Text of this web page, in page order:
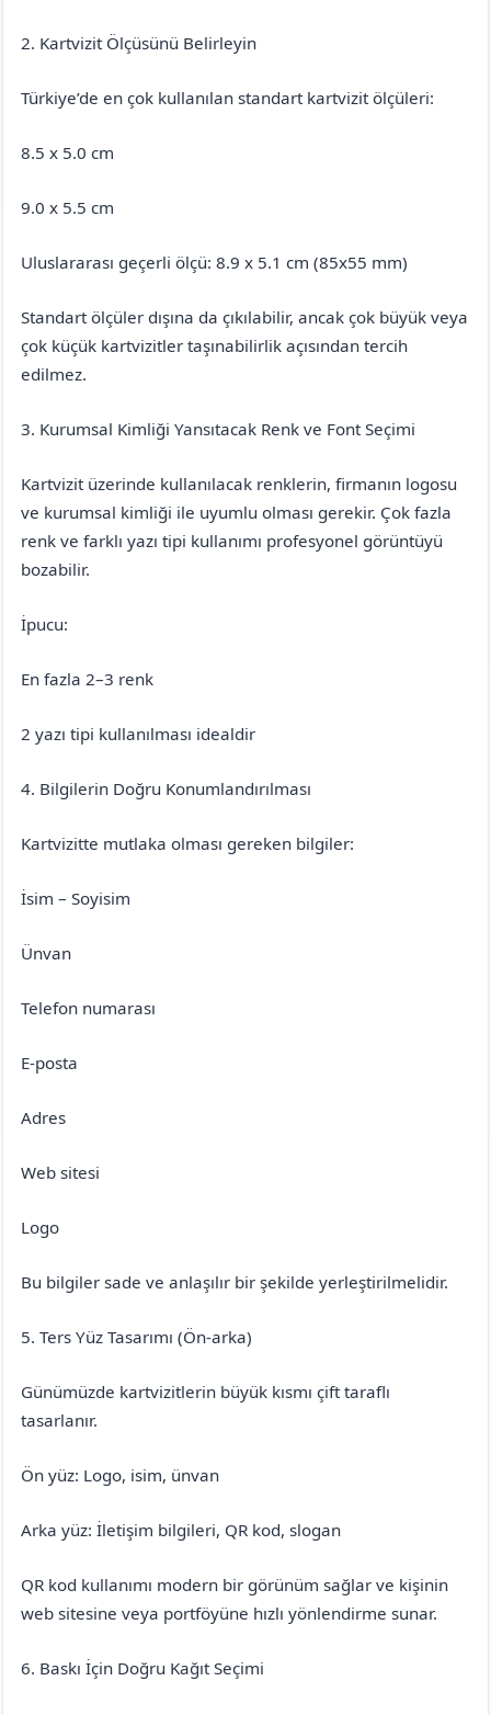
2. Kartvizit Ölçüsünü Belirleyin
Türkiye’de en çok kullanılan standart kartvizit ölçüleri:
8.5 x 5.0 cm
9.0 x 5.5 cm
Uluslararası geçerli ölçü: 8.9 x 5.1 cm (85x55 mm)
Standart ölçüler dışına da çıkılabilir, ancak çok büyük veya
çok küçük kartvizitler taşınabilirlik açısından tercih
edilmez.
3. Kurumsal Kimliği Yansıtacak Renk ve Font Seçimi
Kartvizit üzerinde kullanılacak renklerin, firmanın logosu
ve kurumsal kimliği ile uyumlu olması gerekir. Çok fazla
renk ve farklı yazı tipi kullanımı profesyonel görüntüyü
bozabilir.
İpucu:
En fazla 2–3 renk
2 yazı tipi kullanılması idealdir
4. Bilgilerin Doğru Konumlandırılması
Kartvizitte mutlaka olması gereken bilgiler:
İsim – Soyisim
Ünvan
Telefon numarası
E-posta
Adres
Web sitesi
Logo
Bu bilgiler sade ve anlaşılır bir şekilde yerleştirilmelidir.
5. Ters Yüz Tasarımı (Ön-arka)
Günümüzde kartvizitlerin büyük kısmı çift taraflı
tasarlanır.
Ön yüz: Logo, isim, ünvan
Arka yüz: İletişim bilgileri, QR kod, slogan
QR kod kullanımı modern bir görünüm sağlar ve kişinin
web sitesine veya portföyüne hızlı yönlendirme sunar.
6. Baskı İçin Doğru Kağıt Seçimi